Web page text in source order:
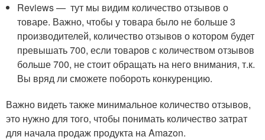
Reviews — тут мы видим количество отзывов о
товаре. Важно, чтобы у товара было не больше 3
производителей, количество отзывов о котором будет
превышать 700, если товаров с количеством отзывов
больше 700, не стоит обращать на него внимания, т.к.
Вы вряд ли сможете побороть конкуренцию.
Важно видеть также минимальное количество отзывов,
это нужно для того, чтобы понимать количество затрат
для начала продаж продукта на Amazon.